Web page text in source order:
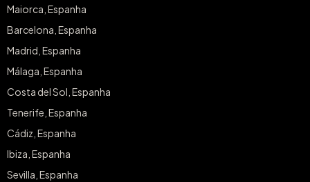
Maiorca, Espanha
Barcelona, Espanha
Madrid, Espanha
Málaga, Espanha
Costa del Sol, Espanha
Tenerife, Espanha
Cádiz, Espanha
Ibiza, Espanha
Sevilla, Espanha